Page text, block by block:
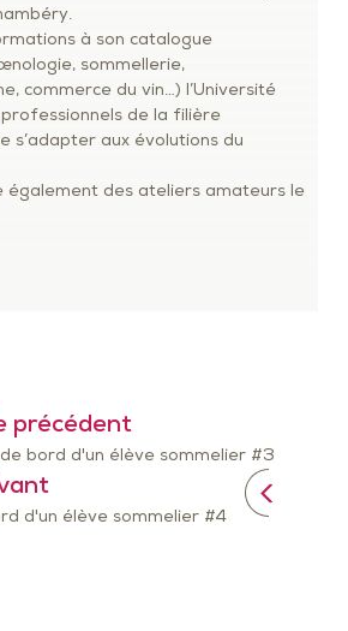
à son catalogue
sommellerie,
commerce du vin…) l’Université
de la filière
s’adapter aux évolutions du
également des ateliers amateurs le
précédent
bord d'un élève sommelier #3
d'un élève sommelier #4